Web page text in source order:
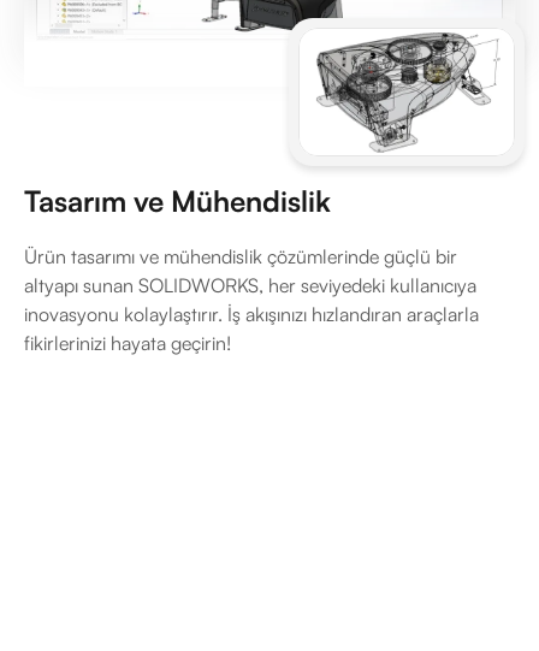
Tasarım ve Mühendislik
Ürün tasarımı ve mühendislik çözümlerinde güçlü bir
altyapı sunan SOLIDWORKS, her seviyedeki kullanıcıya
inovasyonu kolaylaştırır. İş akışınızı hızlandıran araçlarla
fikirlerinizi hayata geçirin!